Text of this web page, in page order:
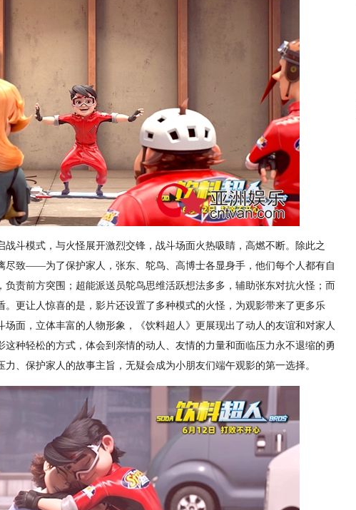
斗模式，与火怪展开激烈交锋，战斗场面火热吸睛，高燃不断。除此之
尽致——为了保护家人，张东、鸵鸟、高博士各显身手，他们每个人都有自
负责前方突围；超能派送员鸵鸟思维活跃想法多多，辅助张东对抗火怪；而
。更让人惊喜的是，影片还设置了多种模式的火怪，为观影带来了更多乐
场面，立体丰富的人物形象，《饮料超人》更展现出了动人的友谊和对家人
这种轻松的方式，体会到亲情的动人、友情的力量和面临压力永不退缩的勇
、保护家人的故事主旨，无疑会成为小朋友们端午观影的第一选择。